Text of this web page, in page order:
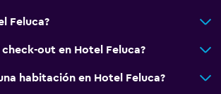
Feluca?
check-out en Hotel Feluca?
habitación en Hotel Feluca?